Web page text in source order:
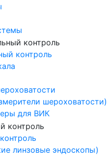
контроль
шероховатости)
для ВИК
линзовые эндоскопы)